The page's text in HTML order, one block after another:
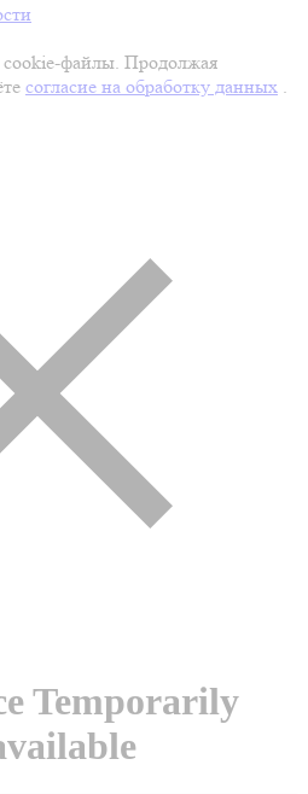
cookie-файлы. Продолжая
согласие на обработку данных .